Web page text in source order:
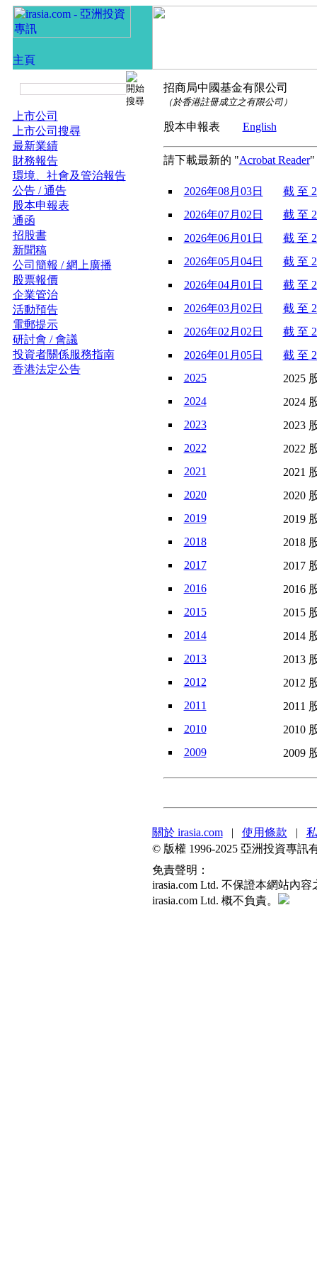
上市公司
上市公司搜尋
最新業績
財務報告
環境、社會及管治報告
公告 / 通告
股本申報表
通函
招股書
新聞稿
公司簡報 / 網上廣播
股票報價
企業管治
活動預告
電郵提示
研討會 / 會議
投資者關係服務指南
香港法定公告
招商局中國基金有限公司
（於香港註冊成立之有限公司）
股本申報表 English
請下載最新的 "Acrobat Reader"
2026年08月03日
截 至
2026年07月02日
截 至
2026年06月01日
截 至
2026年05月04日
截 至
2026年04月01日
截 至
2026年03月02日
截 至
2026年02月02日
截 至
2026年01月05日
截 至
2025
2025
2024
2024
2023
2023
2022
2022
2021
2021
2020
2020
2019
2019
2018
2018
2017
2017
2016
2016
2015
2015
2014
2014
2013
2013
2012
2012
2011
2011
2010
2010
2009
2009
關於 irasia.com| 使用條款 |
© 版權 1996-2025 亞洲投資專訊
免責聲明：
irasia.com Ltd. 不保證本網站內
irasia.com Ltd. 概不負責。